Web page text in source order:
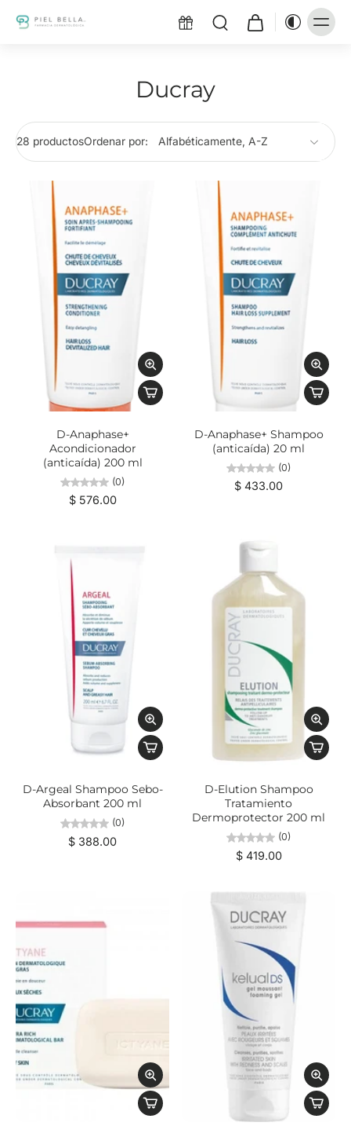
Ducray
28 productosOrdenar por:
D-Anaphase+
Acondicionador
(anticaída) 200 ml
(0)
$ 576.00
D-Anaphase+ Shampoo
(anticaída) 20 ml
(0)
$ 433.00
D-Argeal Shampoo Sebo-
Absorbant 200 ml
(0)
$ 388.00
D-Elution Shampoo
Tratamiento
Dermoprotector 200 ml
(0)
$ 419.00